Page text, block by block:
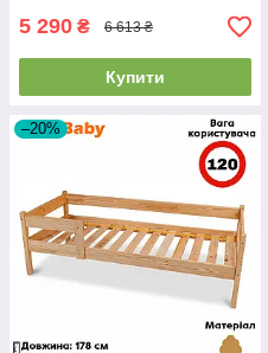
5 290 ₴ 6 613 ₴
Купити
–20%